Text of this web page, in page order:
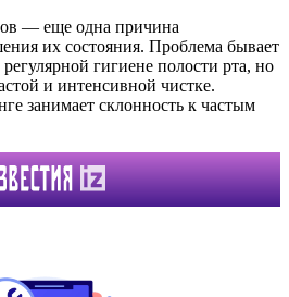
— еще одна причина
их состояния. Проблема бывает
гигиене полости рта, но
и интенсивной чистке.
занимает склонность к частым